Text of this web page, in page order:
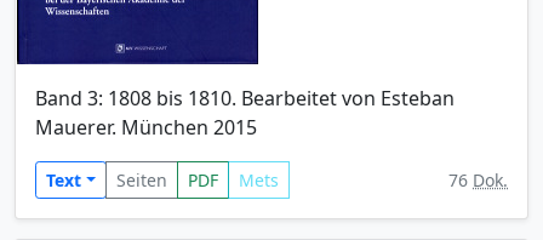
Band 3: 1808 bis 1810. Bearbeitet von Esteban
Mauerer. München 2015
Text Seiten PDF Mets 76 Dok.